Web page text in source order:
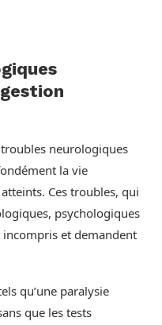
neurologiques
la vie
Ces troubles, qui
psychologiques
et demandent
qu’une paralysie
que les tests